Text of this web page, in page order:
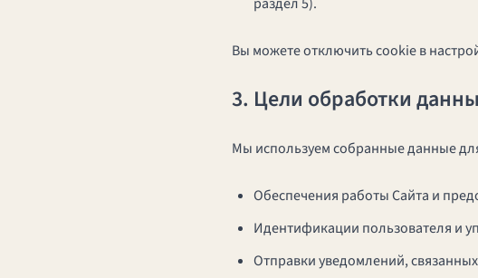
Вы можете отключить cookie в
3. Цели обработки
Мы используем собранные данные
Обеспечения работы Сайта и
Идентификации пользователя и
Отправки уведомлений,